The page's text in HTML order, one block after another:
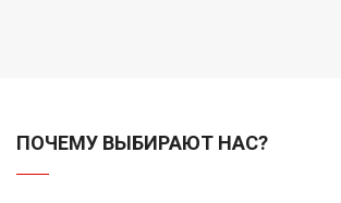
ПОЧЕМУ ВЫБИРАЮТ НАС?